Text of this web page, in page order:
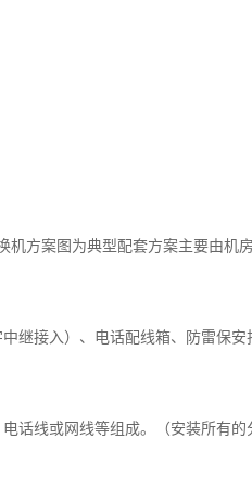
方案图为典型配套方案主要由机
继接入）、电话配线箱、防雷保
线或网线等组成。（安装所有的